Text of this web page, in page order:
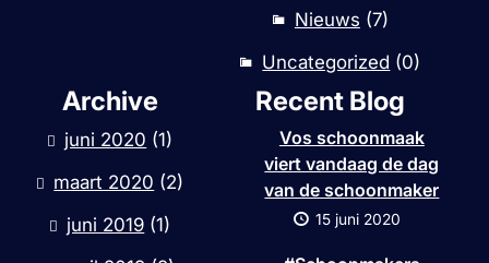
Nieuws (7)
Uncategorized (0)
Archive
juni 2020 (1)
maart 2020 (2)
juni 2019 (1)
Recent Blog
Vos schoonmaak
viert vandaag de dag
van de schoonmaker
15 juni 2020